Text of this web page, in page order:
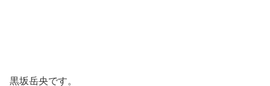
黒坂岳央です。